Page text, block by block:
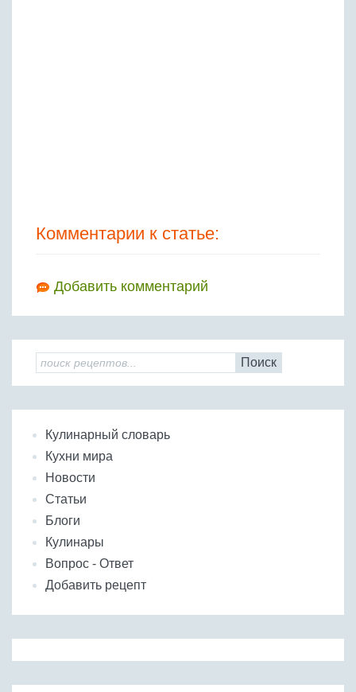
Комментарии к статье:
Добавить комментарий
Поиск
Кулинарный словарь
Кухни мира
Новости
Статьи
Блоги
Кулинары
Вопрос - Ответ
Добавить рецепт